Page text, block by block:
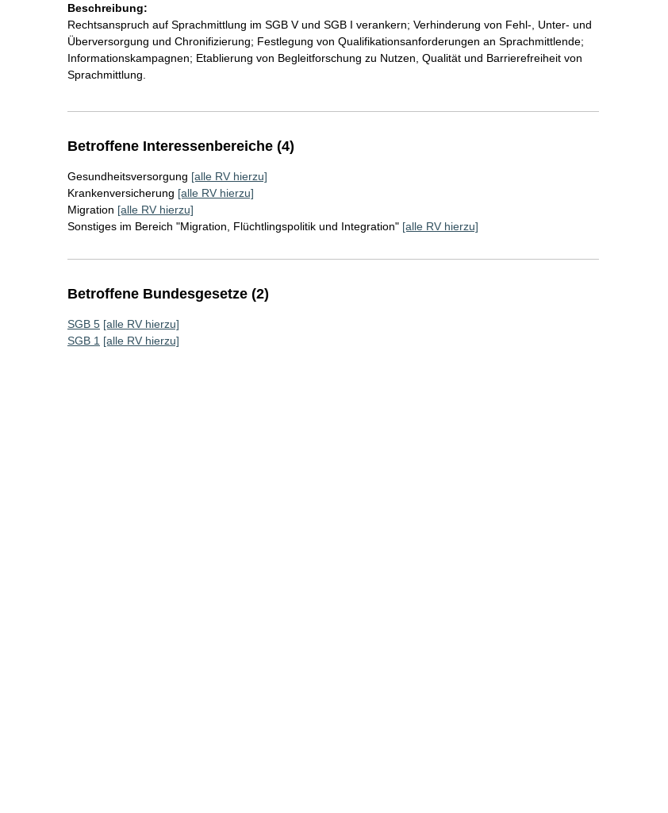
Beschreibung:
Rechtsanspruch auf Sprachmittlung im SGB V und SGB I verankern; Verhinderung von Fehl-, Unter- und
Überversorgung und Chronifizierung; Festlegung von Qualifikationsanforderungen an Sprachmittlende;
Informationskampagnen; Etablierung von Begleitforschung zu Nutzen, Qualität und Barrierefreiheit von
Sprachmittlung.
Betroffene Interessenbereiche (4)
Gesundheitsversorgung [alle RV hierzu]
Krankenversicherung [alle RV hierzu]
Migration [alle RV hierzu]
Sonstiges im Bereich "Migration, Flüchtlingspolitik und Integration" [alle RV hierzu]
Betroffene Bundesgesetze (2)
SGB 5 [alle RV hierzu]
SGB 1 [alle RV hierzu]